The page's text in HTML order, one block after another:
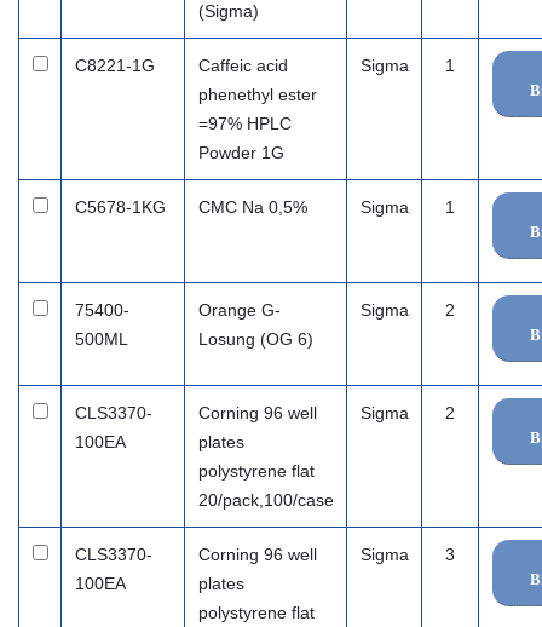
(Sigma)
C8221-1G
Caffeic acid
phenethyl ester
=97% HPLC
Powder 1G
Sigma 1
C5678-1KG CMC Na 0,5% Sigma 1
75400-
500ML
Orange G-
Losung (OG 6)
Sigma 2
CLS3370-
100EA
Corning 96 well
plates
polystyrene flat
20/pack,100/case
Sigma 2
CLS3370-
100EA
Corning 96 well
plates
polystyrene flat
Sigma 3